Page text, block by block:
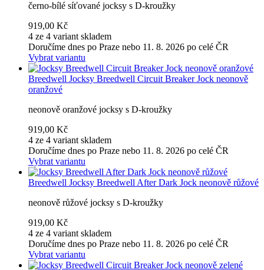
černo-bílé síťované jocksy s D-kroužky
919,00 Kč
4 ze 4 variant skladem
Doručíme dnes po Praze nebo 11. 8. 2026 po celé ČR
Vybrat variantu
Breedwell Jocksy Breedwell Circuit Breaker Jock neonově
oranžové
neonově oranžové jocksy s D-kroužky
919,00 Kč
4 ze 4 variant skladem
Doručíme dnes po Praze nebo 11. 8. 2026 po celé ČR
Vybrat variantu
Breedwell Jocksy Breedwell After Dark Jock neonově růžové
neonově růžové jocksy s D-kroužky
919,00 Kč
4 ze 4 variant skladem
Doručíme dnes po Praze nebo 11. 8. 2026 po celé ČR
Vybrat variantu